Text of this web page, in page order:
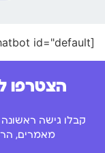
[mwai_chatbot id="default"]
הצטרפו
קבלו גישה
מאמרים,